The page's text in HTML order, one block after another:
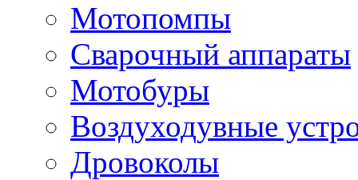
Мотопомпы
Сварочный аппараты
Мотобуры
Воздуходувные
Дровоколы